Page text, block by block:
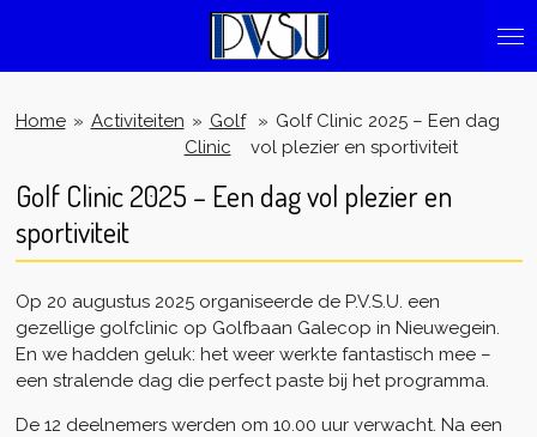
naar
hoofdinhoud
Home » Activiteiten » Golf
Clinic
» Golf Clinic 2025 – Een dag
vol plezier en sportiviteit
Golf Clinic 2025 – Een dag vol plezier en
sportiviteit
Op 20 augustus 2025 organiseerde de P.V.S.U. een
gezellige golfclinic op Golfbaan Galecop in Nieuwegein.
En we hadden geluk: het weer werkte fantastisch mee –
een stralende dag die perfect paste bij het programma.
De 12 deelnemers werden om 10.00 uur verwacht. Na een